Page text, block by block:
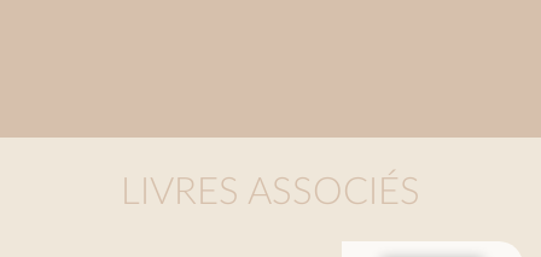
LIVRES ASSOCIÉS